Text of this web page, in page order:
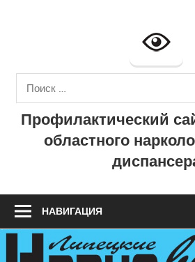
сайт
Профилактический
областного
НАВИГАЦИЯ